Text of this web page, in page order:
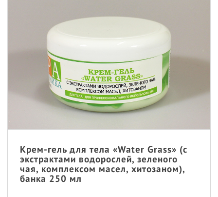
Крем-гель для тела «Water Grass» (с
экстрактами водорослей, зеленого
чая, комплексом масел, хитозаном),
банка 250 мл